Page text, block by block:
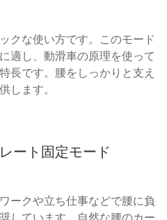
クな使い方です。このモード
適し、動滑車の原理を使って
長です。腰をしっかりと支え
します。
ート固定モード
ークや立ち仕事などで腰に負